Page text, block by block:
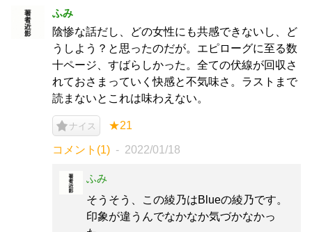
ふみ
陰惨な話だし、どの女性にも共感できないし、ど
うしよう？と思ったのだが。エピローグに至る数
十ページ、すばらしかった。全ての伏線が回収さ
れておさまっていく快感と不気味さ。ラストまで
読まないとこれは味わえない。
ナイス ★21
コメント(1) 2022/01/18
ふみ
そうそう、この綾乃はBlueの綾乃です。
印象が違うんでなかなか気づかなかっ